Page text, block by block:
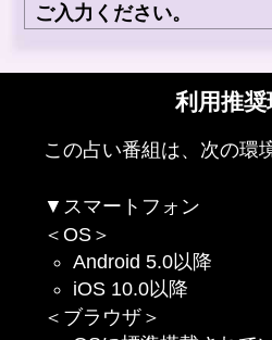
ご入力ください。
利用推奨
この占い番組は、次の環
▼スマートフォン
＜OS＞
Android 5.0以降
iOS 10.0以降
＜ブラウザ＞